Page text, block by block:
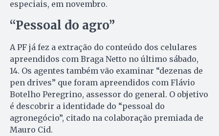
especiais, em novembro.
“Pessoal do agro”
A PF já fez a extração do conteúdo dos celulares
apreendidos com Braga Netto no último sábado,
14. Os agentes também vão examinar “dezenas de
pen drives” que foram apreendidos com Flávio
Botelho Peregrino, assessor do general. O objetivo
é descobrir a identidade do “pessoal do
agronegócio”, citado na colaboração premiada de
Mauro Cid.